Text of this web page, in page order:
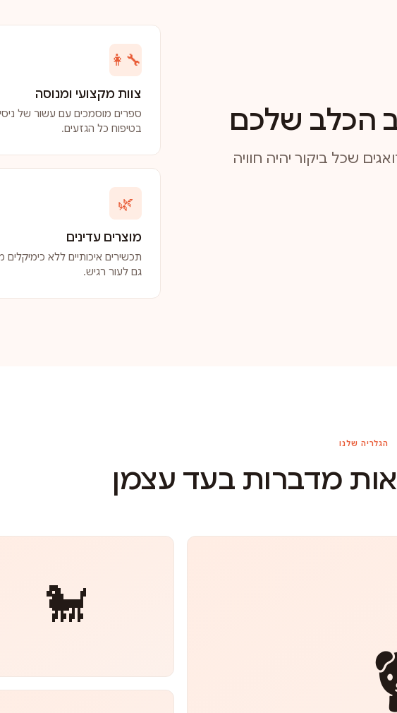
הכלב שלכם
שכל ביקור יהיה חוויה
👩‍🔧
צוות מקצועי ומנוסה
ספרים מוסמכים עם עשור של
בטיפוח כל הגזעים.
🌿
מוצרים עדינים
תכשירים איכותיים ללא כימיקלים
גם לעור רגיש.
הגלריה שלנו
מדברות בעד עצמן
🐩